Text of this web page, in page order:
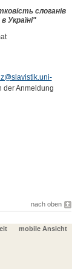
слоганів
Україні"
der Anmeldung
nach oben
mobile Ansicht